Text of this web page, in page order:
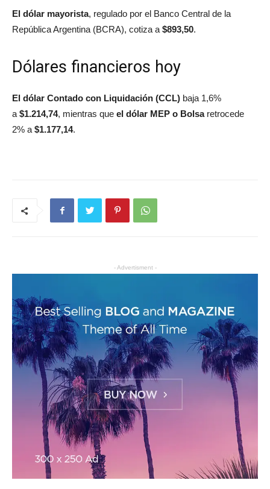
El dólar mayorista, regulado por el Banco Central de la
República Argentina (BCRA), cotiza a $893,50.
Dólares financieros hoy
El dólar Contado con Liquidación (CCL) baja 1,6%
a $1.214,74, mientras que el dólar MEP o Bolsaretrocede
2% a $1.177,14.
- Advertisment -